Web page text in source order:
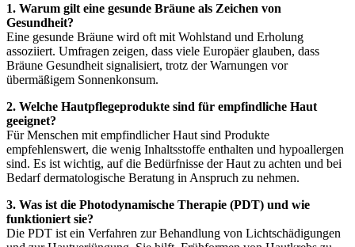
1. Warum gilt eine gesunde Bräune als Zeichen von
Gesundheit?
Eine gesunde Bräune wird oft mit Wohlstand und Erholung
assoziiert. Umfragen zeigen, dass viele Europäer glauben, dass
Bräune Gesundheit signalisiert, trotz der Warnungen vor
übermäßigem Sonnenkonsum.
2. Welche Hautpflegeprodukte sind für empfindliche Haut
geeignet?
Für Menschen mit empfindlicher Haut sind Produkte
empfehlenswert, die wenig Inhaltsstoffe enthalten und hypoallergen
sind. Es ist wichtig, auf die Bedürfnisse der Haut zu achten und bei
Bedarf dermatologische Beratung in Anspruch zu nehmen.
3. Was ist die Photodynamische Therapie (PDT) und wie
funktioniert sie?
Die PDT ist ein Verfahren zur Behandlung von Lichtschädigungen